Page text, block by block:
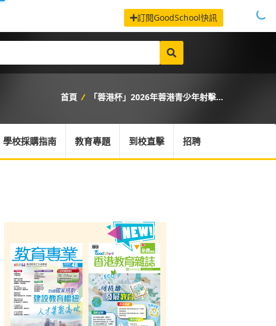
訂閱GoodSchool快訊
首頁 / 「蓉港杯」2026年蓉港青少年射擊...
學校採購指南 教育專題 到校直擊 招聘